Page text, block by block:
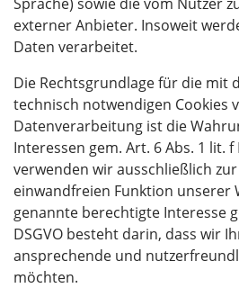
externer Anbieter. Insoweit
Daten verarbeitet.
Die Rechtsgrundlage für die mit
technisch notwendigen Cookies
Datenverarbeitung ist die
Interessen gem. Art. 6 Abs. 1 lit. f
verwenden wir ausschließlich
einwandfreien Funktion unserer
genannte berechtigte Interesse
DSGVO besteht darin, dass wir
ansprechende und
möchten.